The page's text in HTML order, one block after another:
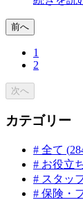
前へ
1
2
次へ
カテゴリー
# 全て (
# お役立
# スタッ
# 保険・